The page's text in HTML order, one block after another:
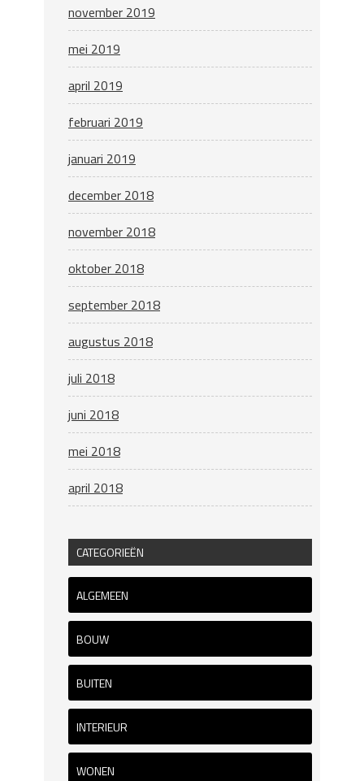
november 2019
mei 2019
april 2019
februari 2019
januari 2019
december 2018
november 2018
oktober 2018
september 2018
augustus 2018
juli 2018
juni 2018
mei 2018
april 2018
CATEGORIEËN
ALGEMEEN
BOUW
BUITEN
INTERIEUR
WONEN